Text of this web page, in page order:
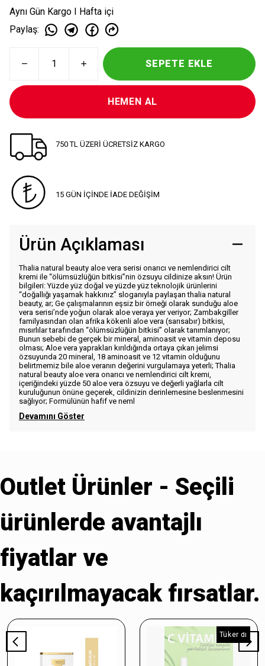
Aynı Gün Kargo I Hafta içi
Paylaş:
SEPETE EKLE
HEMEN AL
750 TL ÜZERİ ÜCRETSİZ KARGO
15 GÜN İÇİNDE İADE DEĞİŞİM
Ürün Açıklaması
Thalia natural beauty aloe vera serisi onarıcı ve nemlendirici cilt
kremi ile “ölümsüzlüğün bitkisi”nin özsuyu cildinize aksın! Ürün
bilgileri: Yüzde yüz doğal ve yüzde yüz teknolojik ürünlerini
“doğallığı yaşamak hakkınız” sloganıyla paylaşan thalia natural
beauty, ar; Ge çalışmalarının eşsiz bir örneği olarak sunduğu aloe
vera serisi’nde yoğun olarak aloe veraya yer veriyor; Zambakgiller
familyasından olan afrika kökenli aloe vera (sarısabır) bitkisi,
mısırlılar tarafından “ölümsüzlüğün bitkisi” olarak tanımlanıyor;
Bunun sebebi de gerçek bir mineral, aminoasit ve vitamin deposu
olması; Aloe vera yaprakları kırıldığında ortaya çıkan jelimsi
özsuyunda 20 mineral, 18 aminoasit ve 12 vitamin olduğunu
belirtmemiz bile aloe veranın değerini vurgulamaya yeterli; Thalia
natural beauty aloe vera onarıcı ve nemlendirici cilt kremi,
içeriğindeki yüzde 50 aloe vera özsuyu ve değerli yağlarla cilt
kuruluğunun önüne geçerek, cildinizin derinlemesine beslenmesini
sağlıyor; Formülünün hafif ve neml
Devamını Göster
Outlet Ürünler - Seçili
ürünlerde avantajlı
fiyatlar ve
kaçırılmayacak fırsatlar.
Tükendi